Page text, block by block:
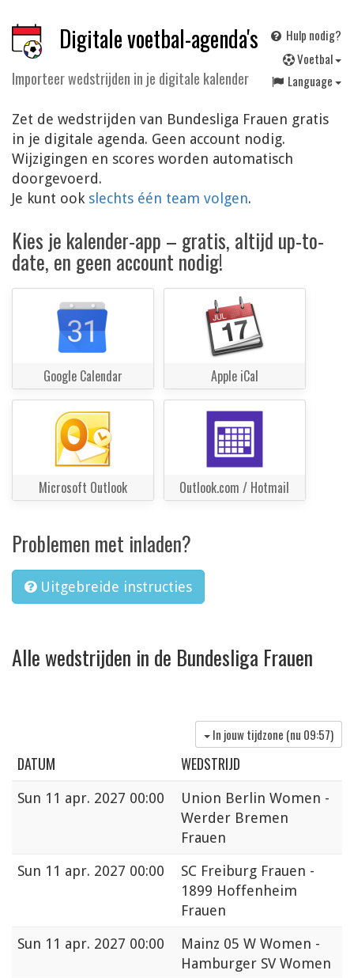
Digitale voetbal-agenda's
Importeer wedstrijden in je digitale kalender
Hulp nodig?
Voetbal
Language
Zet de wedstrijden van Bundesliga Frauen gratis
in je digitale agenda. Geen account nodig.
Wijzigingen en scores worden automatisch
doorgevoerd.
Je kunt ook slechts één team volgen.
Kies je kalender-app – gratis, altijd up-to-
date, en geen account nodig!
Google Calendar Apple iCal
Microsoft Outlook Outlook.com / Hotmail
Problemen met inladen?
Uitgebreide instructies
Alle wedstrijden in de Bundesliga Frauen
In jouw tijdzone (nu 09:57)
DATUM WEDSTRIJD
Sun 11 apr. 2027 00:00
Union Berlin Women -
Werder Bremen
Frauen
Sun 11 apr. 2027 00:00
SC Freiburg Frauen -
1899 Hoffenheim
Frauen
Sun 11 apr. 2027 00:00
Mainz 05 W Women -
Hamburger SV Women